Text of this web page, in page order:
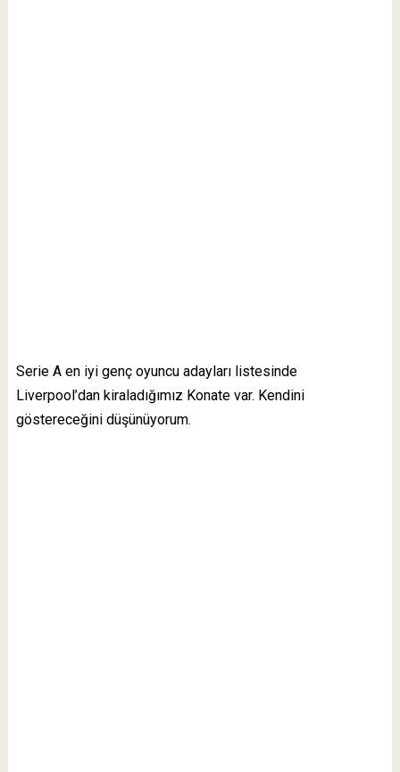
Serie A en iyi genç oyuncu adayları listesinde
Liverpool’dan kiraladığımız Konate var. Kendini
göstereceğini düşünüyorum.